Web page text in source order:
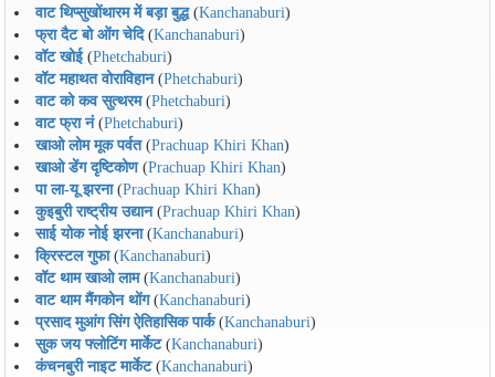
वाट थिप्सुखोंथारम में बड़ा बुद्ध(Kanchanaburi)
फ्रा दैट बो ओंग चेदि(Kanchanaburi)
वॉट खोई(Phetchaburi)
वॉट महाथत वोराविहान(Phetchaburi)
वाट को कव सुत्थरम(Phetchaburi)
वाट फ्रा नं(Phetchaburi)
खाओ लोम मूक पर्वत(Prachuap Khiri Khan)
खाओ डेंग दृष्टिकोण(Prachuap Khiri Khan)
पा ला-यू झरना(Prachuap Khiri Khan)
कुइबुरी राष्ट्रीय उद्यान(Prachuap Khiri Khan)
साई योक नोई झरना(Kanchanaburi)
क्रिस्टल गुफा(Kanchanaburi)
वॉट थाम खाओ लाम(Kanchanaburi)
वाट थाम मैंगकोन थोंग(Kanchanaburi)
प्रसाद मुआंग सिंग ऐतिहासिक पार्क(Kanchanaburi)
सुक जय फ्लोटिंग मार्केट(Kanchanaburi)
कंचनबुरी नाइट मार्केट(Kanchanaburi)